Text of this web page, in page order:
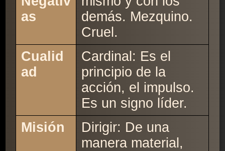
as
demás. Mezquino.
Cruel.
Cualid
ad
Cardinal: Es el
principio de la
acción, el impulso.
Es un signo líder.
Misión
Dirigir: De una
manera material,